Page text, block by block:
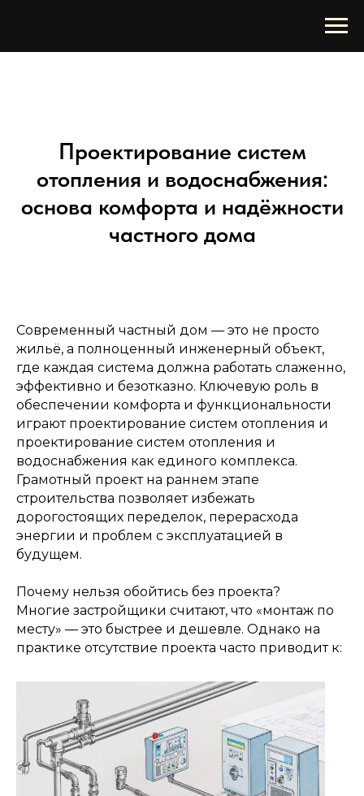
Проектирование систем
отопления и водоснабжения:
основа комфорта и надёжности
частного дома
Современный частный дом — это не просто
жильё, а полноценный инженерный объект,
где каждая система должна работать слаженно,
эффективно и безотказно. Ключевую роль в
обеспечении комфорта и функциональности
играют проектирование систем отопления и
проектирование систем отопления и
водоснабжения как единого комплекса.
Грамотный проект на раннем этапе
строительства позволяет избежать
дорогостоящих переделок, перерасхода
энергии и проблем с эксплуатацией в
будущем.
Почему нельзя обойтись без проекта?
Многие застройщики считают, что «монтаж по
месту» — это быстрее и дешевле. Однако на
практике отсутствие проекта часто приводит к: